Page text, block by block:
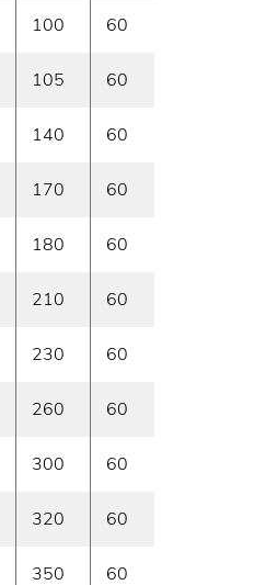
100 60
105 60
140 60
170 60
180 60
210 60
230 60
260 60
300 60
320 60
350 60